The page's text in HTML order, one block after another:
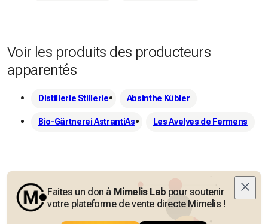
Voir les produits des producteurs
apparentés
Distillerie Stillerie Absinthe Kübler
Bio-Gärtnerei AstrantiAs Les Avelyes de Fermens
Faites un don à Mimelis Lab pour soutenir
votre plateforme de vente directe Mimelis !